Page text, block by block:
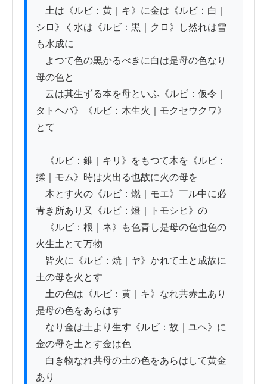
土は《ルビ：黄｜キ》に金は《ルビ：白｜
シロ》く水は《ルビ：黒｜クロ》し然れは雪
も水成に
よつて色の黒かるべきに白は是母の色なり
母の色と
云は其生ずる本を母といふ《ルビ：仮令｜
タトヘバ》《ルビ：木生火｜モクセウクワ》
とて
《ルビ：錐｜キリ》をもつて木を《ルビ：
揉｜モム》時は火出る也故に火の母を
木とす火の《ルビ：燃｜モエ》￣ル中に必
青き所あり又《ルビ：燈｜トモシヒ》の
《ルビ：根｜ネ》も色青し是母の色也色の
火生土とて万物
皆火に《ルビ：焼｜ヤ》かれて土と成故に
土の母を火とす
土の色は《ルビ：黄｜キ》なれ共赤土あり
是母の色をあらはす
なり金は土より生す《ルビ：故｜ユヘ》に
金の母を土とす金は色
白き物なれ共母の土の色をあらはして黄金
あり